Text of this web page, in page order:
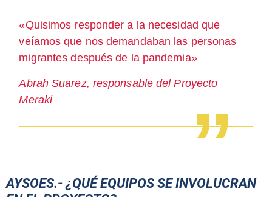
«Quisimos responder a la necesidad que
veíamos que nos demandaban las personas
migrantes después de la pandemia»
Abrah Suarez, responsable del Proyecto
Meraki
AYSOES.- ¿QUÉ EQUIPOS SE INVOLUCRAN